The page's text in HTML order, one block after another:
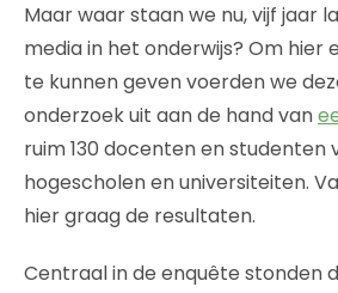
Maar waar staan we nu, vijf jaar
media in het onderwijs? Om hier
te kunnen geven voerden we
onderzoek uit aan de hand van
ruim 130 docenten en studenten
hogescholen en universiteiten.
hier graag de resultaten.
Centraal in de enquête stonden